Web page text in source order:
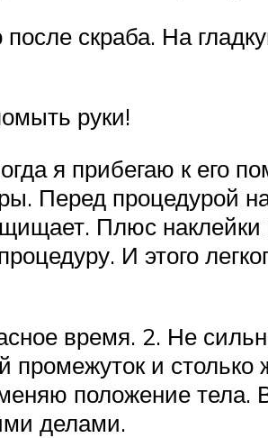
скраба. На
руки!
я прибегаю к его
Перед процедурой
Плюс наклейки
И этого
время. 2. Не
и столько
положение тела.
делами.